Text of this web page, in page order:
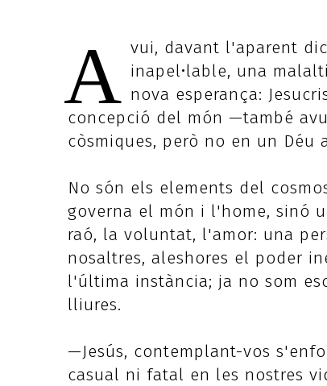
A vui, davant l'aparent
inapel•lable, una
nova esperança:
concepció del món —també
còsmiques, però no en un Déu
No són els elements del
governa el món i l'home, sinó
raó, la voluntat, l'amor: una
nosaltres, aleshores el poder
l'última instància; ja no som
lliures.
—Jesús, contemplant-vos
casual ni fatal en les nostres